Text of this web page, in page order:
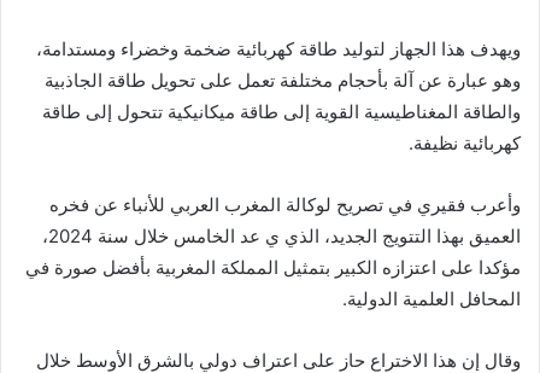
ويهدف هذا الجهاز لتوليد طاقة كهربائية ضخمة وخضراء ومستدامة،
وهو عبارة عن آلة بأحجام مختلفة تعمل على تحويل طاقة الجاذبية
والطاقة المغناطيسية القوية إلى طاقة ميكانيكية تتحول إلى طاقة
كهربائية نظيفة.
وأعرب فقيري في تصريح لوكالة المغرب العربي للأنباء عن فخره
العميق بهذا التتويج الجديد، الذي ي عد الخامس خلال سنة 2024،
مؤكدا على اعتزازه الكبير بتمثيل المملكة المغربية بأفضل صورة في
المحافل العلمية الدولية.
وقال إن هذا الاختراع حاز على اعتراف دولي بالشرق الأوسط خلال